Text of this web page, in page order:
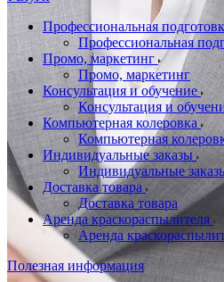
Профессиональная
Профессиональная
Промо, маркетинг
Промо, маркетинг
Консультация и обучение
Консультация и
Компьютерная колеровка
Компьютерная
Индивидуальные заказы
Индивидуальные
Доставка товара
Доставка товара
Аренда краскораспылителя
Аренда
Полезная информация